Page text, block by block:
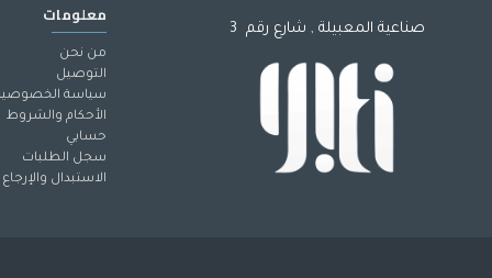
صناعية المعبيلة , شارع رقم 3
معلومات
من نحن
التوصيل
سياسة
الأحكام والشروط
حسابي
سجل الطلبات
الاستبدال والإرجاع